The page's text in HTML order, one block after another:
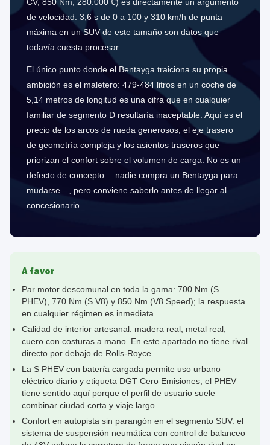
de velocidad: 3,6 s de 0 a 100 y 310 km/h de punta
máxima en un SUV de este tamaño son datos que
todavía cuesta procesar.
El único punto donde el Bentayga traiciona su propia
ambición es el maletero: 479-484 litros en un coche de
5,14 metros de longitud es una cifra que en cualquier
familiar de segmento D resultaría inaceptable. Aquí es el
precio de los arcos de rueda generosos, el eje trasero
de geometría compleja y los asientos traseros que
priorizan el confort sobre el volumen de carga. No es un
defecto de concepto —nadie compra un Bentayga para
mudarse—, pero conviene saberlo antes de llegar al
concesionario.
A favor
Par motor descomunal en toda la gama: 700 Nm (S
PHEV), 770 Nm (S V8) y 850 Nm (V8 Speed); la respuesta
en cualquier régimen es inmediata.
Calidad de interior artesanal: madera real, metal real,
cuero con costuras a mano. En este apartado no tiene rival
directo por debajo de Rolls-Royce.
La S PHEV con batería cargada permite uso urbano
eléctrico diario y etiqueta DGT Cero Emisiones; el PHEV
tiene sentido aquí porque el perfil de usuario suele
combinar ciudad corta y viaje largo.
Confort en autopista sin parangón en el segmento SUV: el
sistema de suspensión neumática con control de balanceo